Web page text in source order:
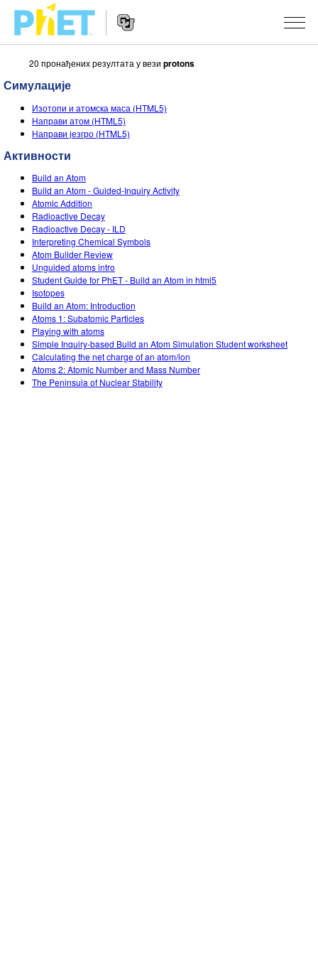
Претрага
вебсајта
Navigation
СИМУЛАЦИЈЕ
Све симулације
Физика
Математика & Статистика
Хемија
Земља& Свемир
Биологија
Преведене симулације
Customizable Sims
STUDIO
About Studio
Customizable Sims
Start a Free Trial
Purchase a License
УЧЕЊЕ
Претражи активности
Подели своје активности
Activity Contribution Guidelines
Виртуелне радионице
Professional Learning with PhET
Teaching with PhET
ИСТРАЖИВАЊА
ИНИЦИЈАТИВЕ
Инклузивни дизајн
PhET Глобал
Data Fluency
DEIB in STEM Ed
SceneryStack OSE
Impact Report
ПРИЈАВИТЕ СЕ / РЕГИСТРУЈТЕ СЕ
ПРИЈАВИТЕ СЕ / РЕГИСТРУЈТЕ СЕ
20 пронађених резултата у вези protons
Симулације
Изотопи и атомска маса (HTML5)
Направи атом (HTML5)
Направи језгро (HTML5)
Активности
Build an Atom
Build an Atom - Guided-Inquiry Activity
Atomic Addition
Radioactive Decay
Radioactive Decay - ILD
Interpreting Chemical Symbols
Atom Builder Review
Unguided atoms intro
Student Guide for PhET - Build an Atom in html5
Isotopes
Build an Atom: Introduction
Atoms 1: Subatomic Particles
Playing with atoms
Simple Inquiry-based Build an Atom Simulation Student worksheet
Calculating the net charge of an atom/ion
Atoms 2: Atomic Number and Mass Number
The Peninsula of Nuclear Stability